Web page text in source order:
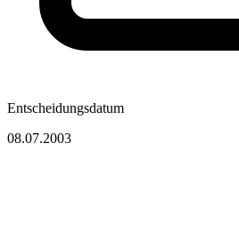
Entscheidungsdatum
08.07.2003